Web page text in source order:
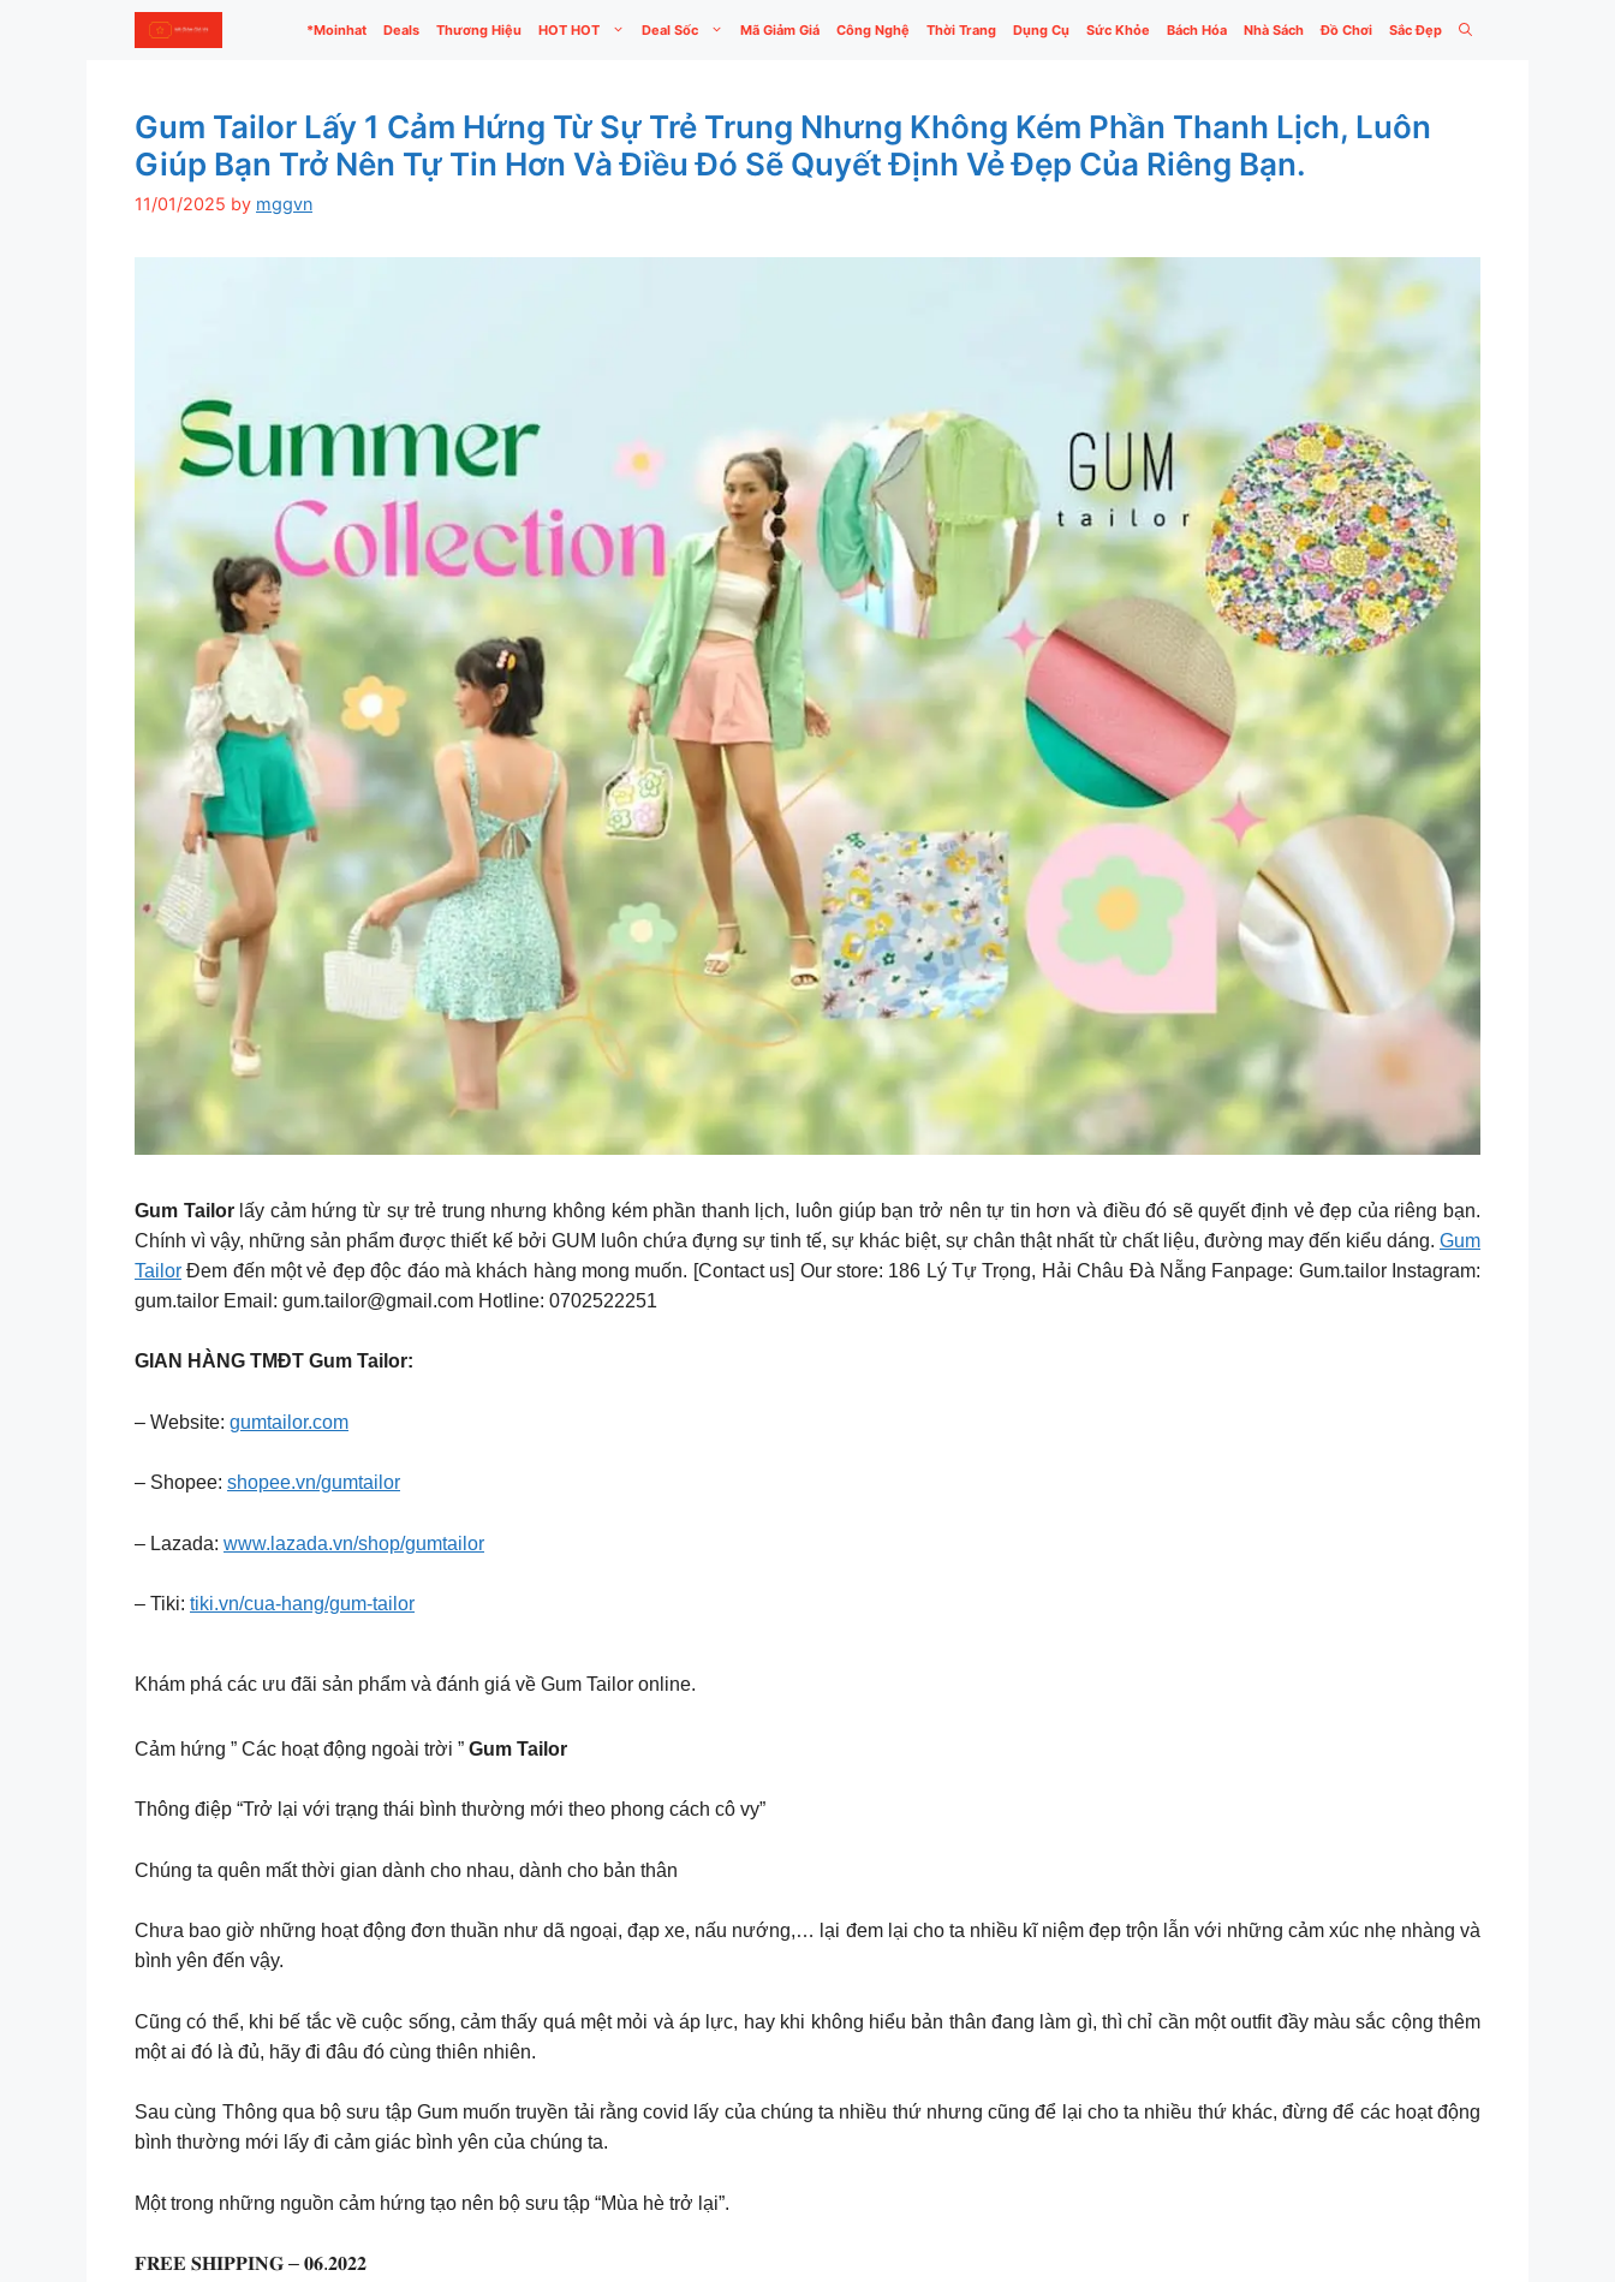
*Moinhat Deals Thương Hiệu HOT HOT Deal Sốc Mã Giảm Giá Công Nghệ Thời Trang Dụng Cụ Sức Khỏe Bách Hóa Nhà Sách Đồ Chơi Sắc Đẹp
Gum Tailor Lấy 1 Cảm Hứng Từ Sự Trẻ Trung Nhưng Không Kém Phần Thanh Lịch, Luôn
Giúp Bạn Trở Nên Tự Tin Hơn Và Điều Đó Sẽ Quyết Định Vẻ Đẹp Của Riêng Bạn.
11/01/2025 by mggvn
Gum Tailorlấy cảm hứng từ sự trẻ trung nhưng không kém phần thanh lịch, luôn giúp bạn trở nên tự tin hơn và điều đó sẽ quyết định vẻ đẹp của riêng bạn.
Chính vì vậy, những sản phẩm được thiết kế bởi GUM luôn chứa đựng sự tinh tế, sự khác biệt, sự chân thật nhất từ chất liệu, đường may đến kiểu dáng. Gum
Tailor Đem đến một vẻ đẹp độc đáo mà khách hàng mong muốn. [Contact us] Our store: 186 Lý Tự Trọng, Hải Châu Đà Nẵng Fanpage: Gum.tailor Instagram:
gum.tailor Email: gum.tailor@gmail.com Hotline: 0702522251
GIAN HÀNG TMĐT Gum Tailor:
– Website: gumtailor.com
– Shopee: shopee.vn/gumtailor
– Lazada: www.lazada.vn/shop/gumtailor
– Tiki: tiki.vn/cua-hang/gum-tailor
Khám phá các ưu đãi sản phẩm và đánh giá về Gum Tailor online.
Cảm hứng ” Các hoạt động ngoài trời ” Gum Tailor
Thông điệp “Trở lại với trạng thái bình thường mới theo phong cách cô vy”
Chúng ta quên mất thời gian dành cho nhau, dành cho bản thân
Chưa bao giờ những hoạt động đơn thuần như dã ngoại, đạp xe, nấu nướng,… lại đem lại cho ta nhiều kĩ niệm đẹp trộn lẫn với những cảm xúc nhẹ nhàng và
bình yên đến vậy.
Cũng có thể, khi bế tắc về cuộc sống, cảm thấy quá mệt mỏi và áp lực, hay khi không hiểu bản thân đang làm gì, thì chỉ cần một outfit đầy màu sắc cộng thêm
một ai đó là đủ, hãy đi đâu đó cùng thiên nhiên.
Sau cùng Thông qua bộ sưu tập Gum muốn truyền tải rằng covid lấy của chúng ta nhiều thứ nhưng cũng để lại cho ta nhiều thứ khác, đừng để các hoạt động
bình thường mới lấy đi cảm giác bình yên của chúng ta.
Một trong những nguồn cảm hứng tạo nên bộ sưu tập “Mùa hè trở lại”.
𝐅𝐑𝐄𝐄 𝐒𝐇𝐈𝐏𝐏𝐈𝐍𝐆 – 𝟎𝟔.𝟐𝟎𝟐𝟐